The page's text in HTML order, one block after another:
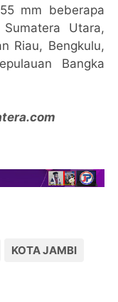
mm beberapa
Utara,
Riau, Bengkulu,
Bangka
KOTA JAMBI